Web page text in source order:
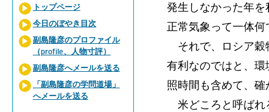
発生しなかった年を
正常気象って一体何
それで、ロシア穀
有利なのではと、
照時間も含めて、確
米どころと呼ばれ
トップページ
今日のぼやき目次
副島隆彦のプロファイル
（profile、人物寸評）
副島隆彦へメールを送る
「副島隆彦の学問道場」
へメールを送る